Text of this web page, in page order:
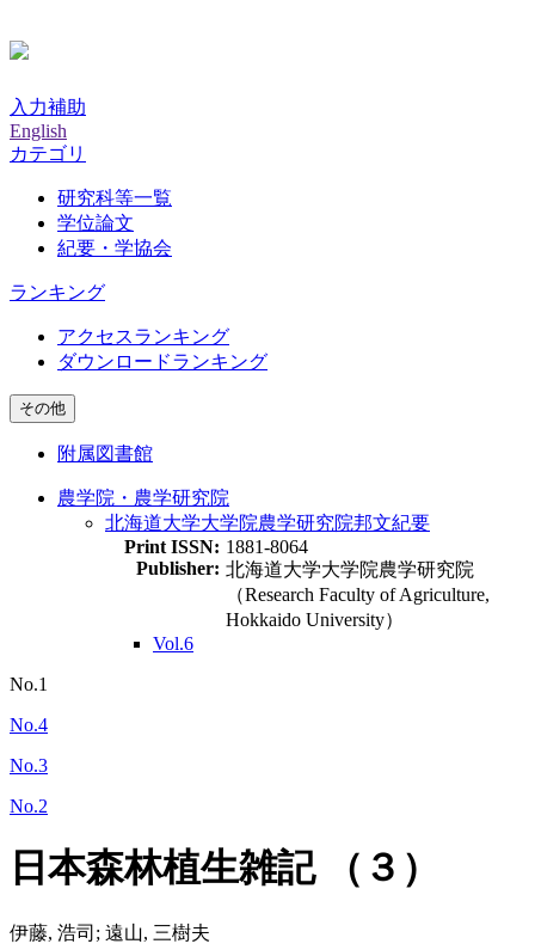
入力補助
English
カテゴリ
研究科等一覧
学位論文
紀要・学協会
ランキング
アクセスランキング
ダウンロードランキング
その他
附属図書館
農学院・農学研究院
北海道大学大学院農学研究院邦文紀要
Print ISSN: 1881-8064
Publisher: 北海道大学大学院農学研究院
（Research Faculty of Agriculture,
Hokkaido University）
Vol.6
No.1
No.4
No.3
No.2
日本森林植生雑記 （３）
伊藤, 浩司; 遠山, 三樹夫